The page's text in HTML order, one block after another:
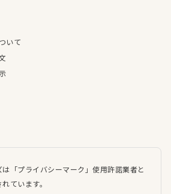
いて
は「プライバシーマーク」使用許諾業者と
ています。